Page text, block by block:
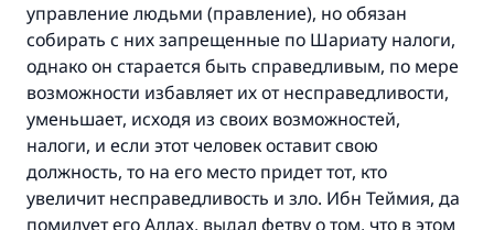
управление людьми (правление), но обязан
собирать с них запрещенные по Шариату налоги,
однако он старается быть справедливым, по мере
возможности избавляет их от несправедливости,
уменьшает, исходя из своих возможностей,
налоги, и если этот человек оставит свою
должность, то на его место придет тот, кто
увеличит несправедливость и зло. Ибн Теймия, да
помилует его Аллах, выдал фетву о том, что в этом
(МУСЛИМ, № 1893).
Участвуйте сейчас!